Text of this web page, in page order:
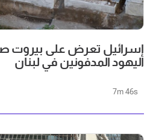
إسرائيل تعرض على بيروت
اليهود المدفونين في لبنان
7m 46s